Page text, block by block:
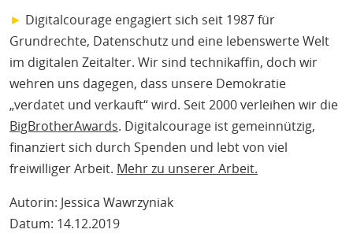
► Digitalcourage engagiert sich seit 1987 für
Grundrechte, Datenschutz und eine lebenswerte Welt
im digitalen Zeitalter. Wir sind technikaffin, doch wir
wehren uns dagegen, dass unsere Demokratie
„verdatet und verkauft“ wird. Seit 2000 verleihen wir die
BigBrotherAwards. Digitalcourage ist gemeinnützig,
finanziert sich durch Spenden und lebt von viel
freiwilliger Arbeit. Mehr zu unserer Arbeit.
Autorin: Jessica Wawrzyniak
Datum: 14.12.2019